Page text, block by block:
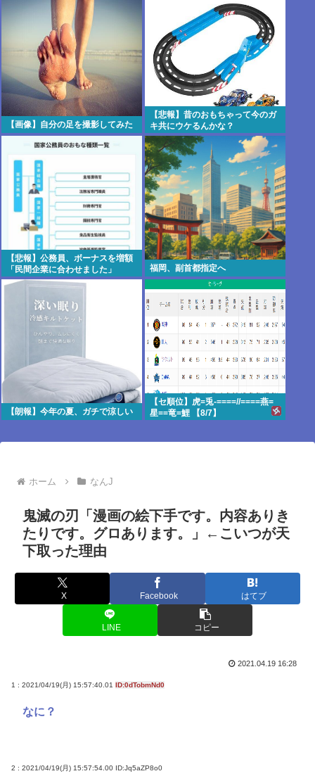
【画像】自分の足を撮影してみた
【悲報】昔のおもちゃって今のガ
キ共にウケるんかな？
【悲報】公務員、ボーナスを増額
「民間企業に合わせました」
福岡、副首都指定へ
【朗報】今年の夏、ガチで涼しい
【セ順位】虎=兎-====//====燕=
星==竜=鯉 【8/7】
ホーム なんJ
鬼滅の刃「漫画の絵下手です。内容ありき
たりです。グロあります。」←こいつが天
下取った理由
X Facebook はてブ
LINE コピー
2021.04.19 16:28
1 : 2021/04/19(月) 15:57:40.01 ID:0dTobmNd0
なに？
2 : 2021/04/19(月) 15:57:54.00 ID:Jq5aZP8o0